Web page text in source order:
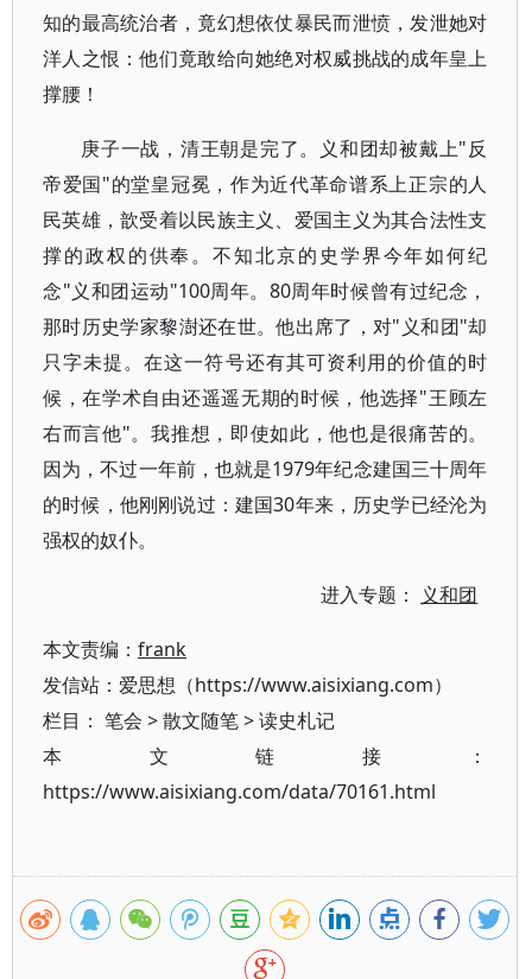
知的最高统治者，竟幻想依仗暴民而泄愤，发泄她对
洋人之恨：他们竟敢给向她绝对权威挑战的成年皇上
撑腰！
庚子一战，清王朝是完了。义和团却被戴上"反
帝爱国"的堂皇冠冕，作为近代革命谱系上正宗的人
民英雄，歆受着以民族主义、爱国主义为其合法性支
撑的政权的供奉。不知北京的史学界今年如何纪
念"义和团运动"100周年。80周年时候曾有过纪念，
那时历史学家黎澍还在世。他出席了，对"义和团"却
只字未提。在这一符号还有其可资利用的价值的时
候，在学术自由还遥遥无期的时候，他选择"王顾左
右而言他"。我推想，即使如此，他也是很痛苦的。
因为，不过一年前，也就是1979年纪念建国三十周年
的时候，他刚刚说过：建国30年来，历史学已经沦为
强权的奴仆。
进入专题： 义和团
本文责编： frank
发信站：爱思想（https://www.aisixiang.com）
栏目： 笔会 >散文随笔>读史札记
本文链接：
https://www.aisixiang.com/data/70161.html